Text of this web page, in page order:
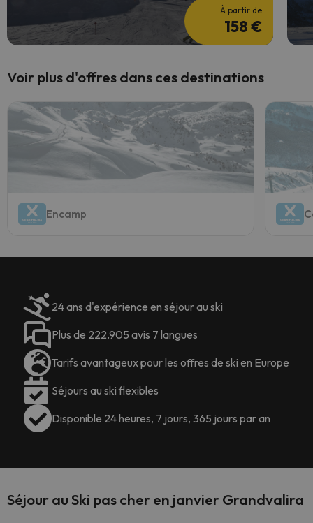
À partir de
158 €
Voir plus d'offres dans ces destinations
Encamp
24 ans d'expérience en séjour au ski
Plus de 222.905 avis 7 langues
Tarifs avantageux pour les offres de ski en Europe
Séjours au ski flexibles
Disponible 24 heures, 7 jours, 365 jours par an
Séjour au Ski pas cher en janvier Grandvalira